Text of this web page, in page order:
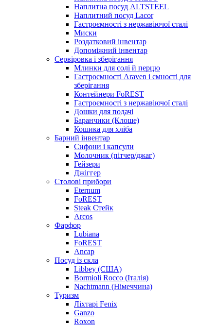
Наплитна посуд ALTSTEEL
Наплитний посуд Lacor
Гастроємності з нержавіючої сталі
Миски
Роздатковий інвентар
Допоміжний інвентар
Сервіровка і зберігання
Млинки для солі й перцю
Гастроємності Araven і ємності для
зберігання
Контейнери FoREST
Гастроємності з нержавіючої сталі
Дошки для подачі
Баранчики (Клоше)
Кошика для хліба
Барний інвентар
Сифони і капсули
Молочник (пітчер/джаг)
Гейзери
Джіггер
Столові прибори
Eternum
FoREST
Steak Стейк
Arcos
Фарфор
Lubiana
FoREST
Ancap
Посуд із скла
Libbey (США)
Bormioli Rocco (Італія)
Nachtmann (Німеччина)
Туризм
Ліхтарі Fenix
Ganzo
Roxon